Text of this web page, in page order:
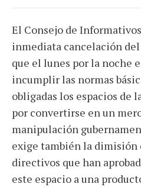
El Consejo de
inmediata cancelación
que el lunes por la noche
incumplir las normas
obligadas los espacios de
por convertirse en un
manipulación
exige también la dimisión
directivos que han
este espacio a una